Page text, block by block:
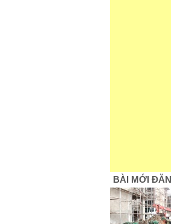
BÀI MỚI